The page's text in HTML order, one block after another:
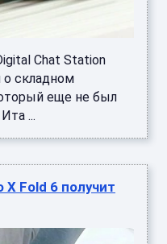
Chat Station
о складном
еще не был
...
Fold 6 получит